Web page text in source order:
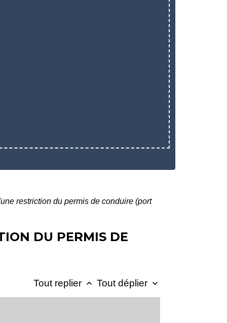
restriction du permis de conduire (port
DU PERMIS DE
Tout replier keyboard_arrow_up Tout déplier keyboard_arrow_down